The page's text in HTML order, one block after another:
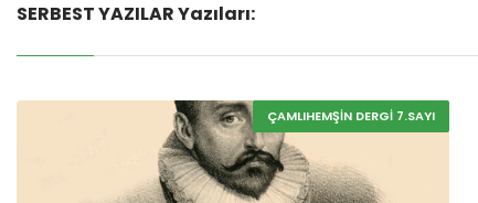
SERBEST YAZILAR Yazıları:
ÇAMLIHEMŞİN DERGİ 7.SAYI